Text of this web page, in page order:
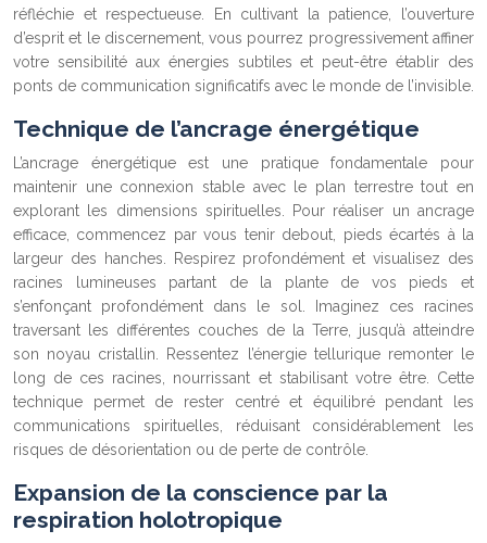
réfléchie et respectueuse. En cultivant la patience, l’ouverture
d’esprit et le discernement, vous pourrez progressivement affiner
votre sensibilité aux énergies subtiles et peut-être établir des
ponts de communication significatifs avec le monde de l’invisible.
Technique de l’ancrage énergétique
L’ancrage énergétique est une pratique fondamentale pour
maintenir une connexion stable avec le plan terrestre tout en
explorant les dimensions spirituelles. Pour réaliser un ancrage
efficace, commencez par vous tenir debout, pieds écartés à la
largeur des hanches. Respirez profondément et visualisez des
racines lumineuses partant de la plante de vos pieds et
s’enfonçant profondément dans le sol. Imaginez ces racines
traversant les différentes couches de la Terre, jusqu’à atteindre
son noyau cristallin. Ressentez l’énergie tellurique remonter le
long de ces racines, nourrissant et stabilisant votre être. Cette
technique permet de rester centré et équilibré pendant les
communications spirituelles, réduisant considérablement les
risques de désorientation ou de perte de contrôle.
Expansion de la conscience par la
respiration holotropique